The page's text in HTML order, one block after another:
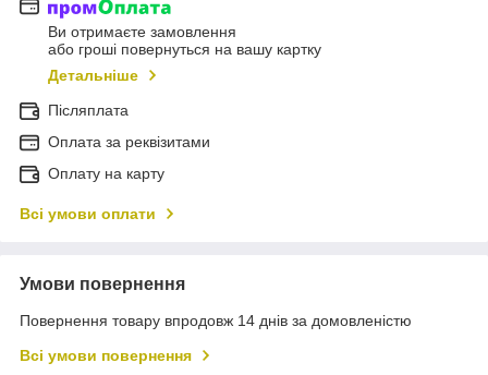
Ви отримаєте замовлення
або гроші повернуться на вашу картку
Детальніше
Післяплата
Оплата за реквізитами
Оплату на карту
Всі умови оплати
Умови повернення
Повернення товару впродовж 14 днів за домовленістю
Всі умови повернення